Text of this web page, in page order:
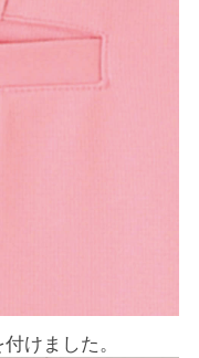
けました。